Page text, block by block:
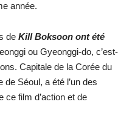
année.
de Kill Boksoon ont été
ou Gyeonggi-do, c’est-
Capitale de la Corée du
Séoul, a été l’un des
ce film d’action et de